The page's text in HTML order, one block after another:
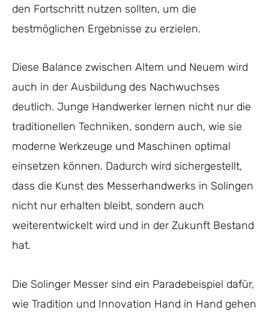
den Fortschritt nutzen sollten, um die
bestmöglichen Ergebnisse zu erzielen.
Diese Balance zwischen Altem und Neuem wird
auch in der Ausbildung des Nachwuchses
deutlich. Junge Handwerker lernen nicht nur die
traditionellen Techniken, sondern auch, wie sie
moderne Werkzeuge und Maschinen optimal
einsetzen können. Dadurch wird sichergestellt,
dass die Kunst des Messerhandwerks in Solingen
nicht nur erhalten bleibt, sondern auch
weiterentwickelt wird und in der Zukunft Bestand
hat.
Die Solinger Messer sind ein Paradebeispiel dafür,
wie Tradition und Innovation Hand in Hand gehen